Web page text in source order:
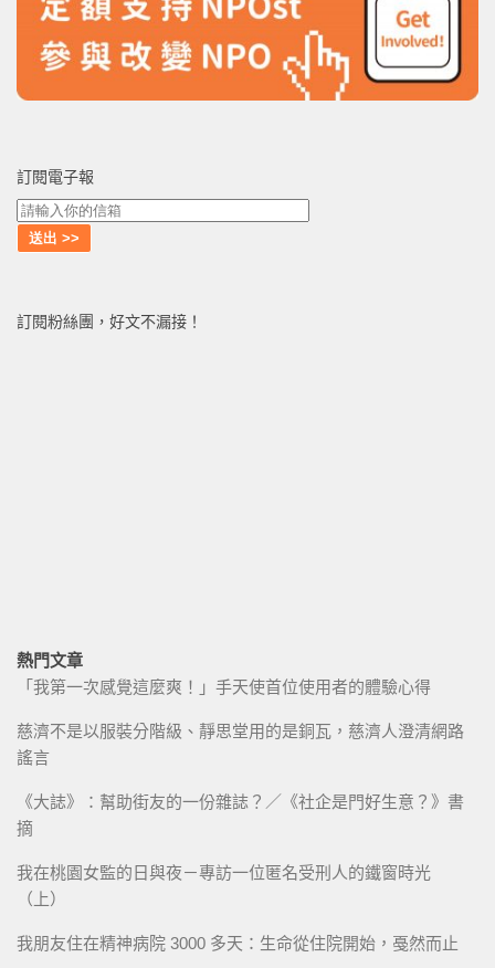
訂閱電子報
訂閱粉絲團，好文不漏接！
熱門文章
「我第一次感覺這麼爽！」手天使首位使用者的體驗心得
慈濟不是以服裝分階級、靜思堂用的是銅瓦，慈濟人澄清網路
謠言
《大誌》：幫助街友的一份雜誌？／《社企是門好生意？》書
摘
我在桃園女監的日與夜－專訪一位匿名受刑人的鐵窗時光
（上）
我朋友住在精神病院 3000 多天：生命從住院開始，戞然而止